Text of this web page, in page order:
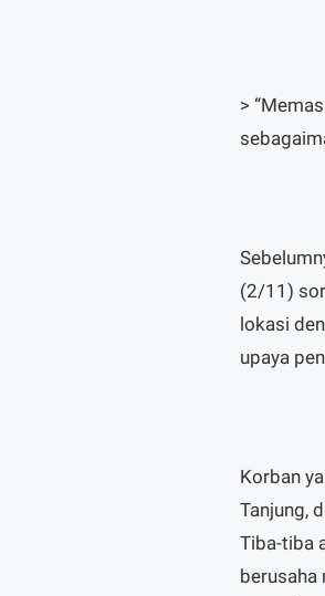
>
(2/11)
lokasi
upaya
Korban
Tanjung,
Tiba-tiba
berusaha